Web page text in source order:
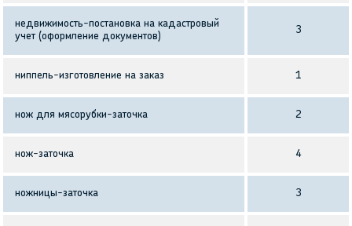
недвижимость-постановка на кадастровый
учет (оформление документов)
3
ниппель-изготовление на заказ 1
нож для мясорубки-заточка 2
нож-заточка 4
ножницы-заточка 3